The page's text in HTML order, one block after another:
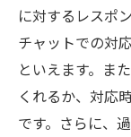
に対するレスポ
チャットでの対
といえます。ま
くれるか、対応
です。さらに、